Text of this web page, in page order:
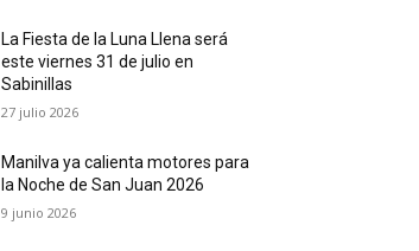
La Fiesta de la Luna Llena será
este viernes 31 de julio en
Sabinillas
27 julio 2026
Manilva ya calienta motores para
la Noche de San Juan 2026
9 junio 2026